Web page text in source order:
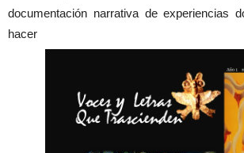
documentación narrativa de experiencias
hacer